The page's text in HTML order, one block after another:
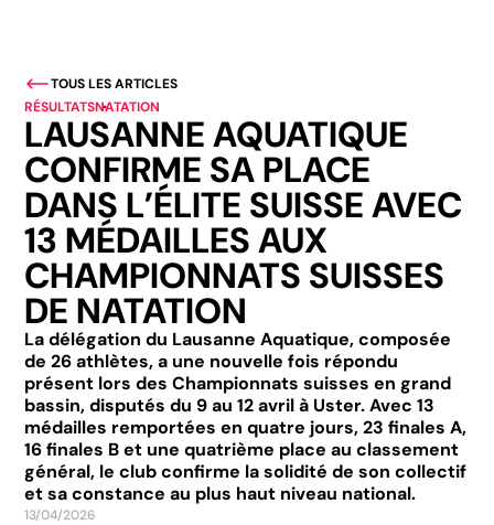
TOUS LES ARTICLES
RÉSULTATSNATATION
LAUSANNE AQUATIQUE
CONFIRME SA PLACE
DANS L’ÉLITE SUISSE AVEC
13 MÉDAILLES AUX
CHAMPIONNATS SUISSES
DE NATATION
La délégation du Lausanne Aquatique, composée
de 26 athlètes, a une nouvelle fois répondu
présent lors des Championnats suisses en grand
bassin, disputés du 9 au 12 avril à Uster. Avec 13
médailles remportées en quatre jours, 23 finales A,
16 finales B et une quatrième place au classement
général, le club confirme la solidité de son collectif
et sa constance au plus haut niveau national.
13/04/2026